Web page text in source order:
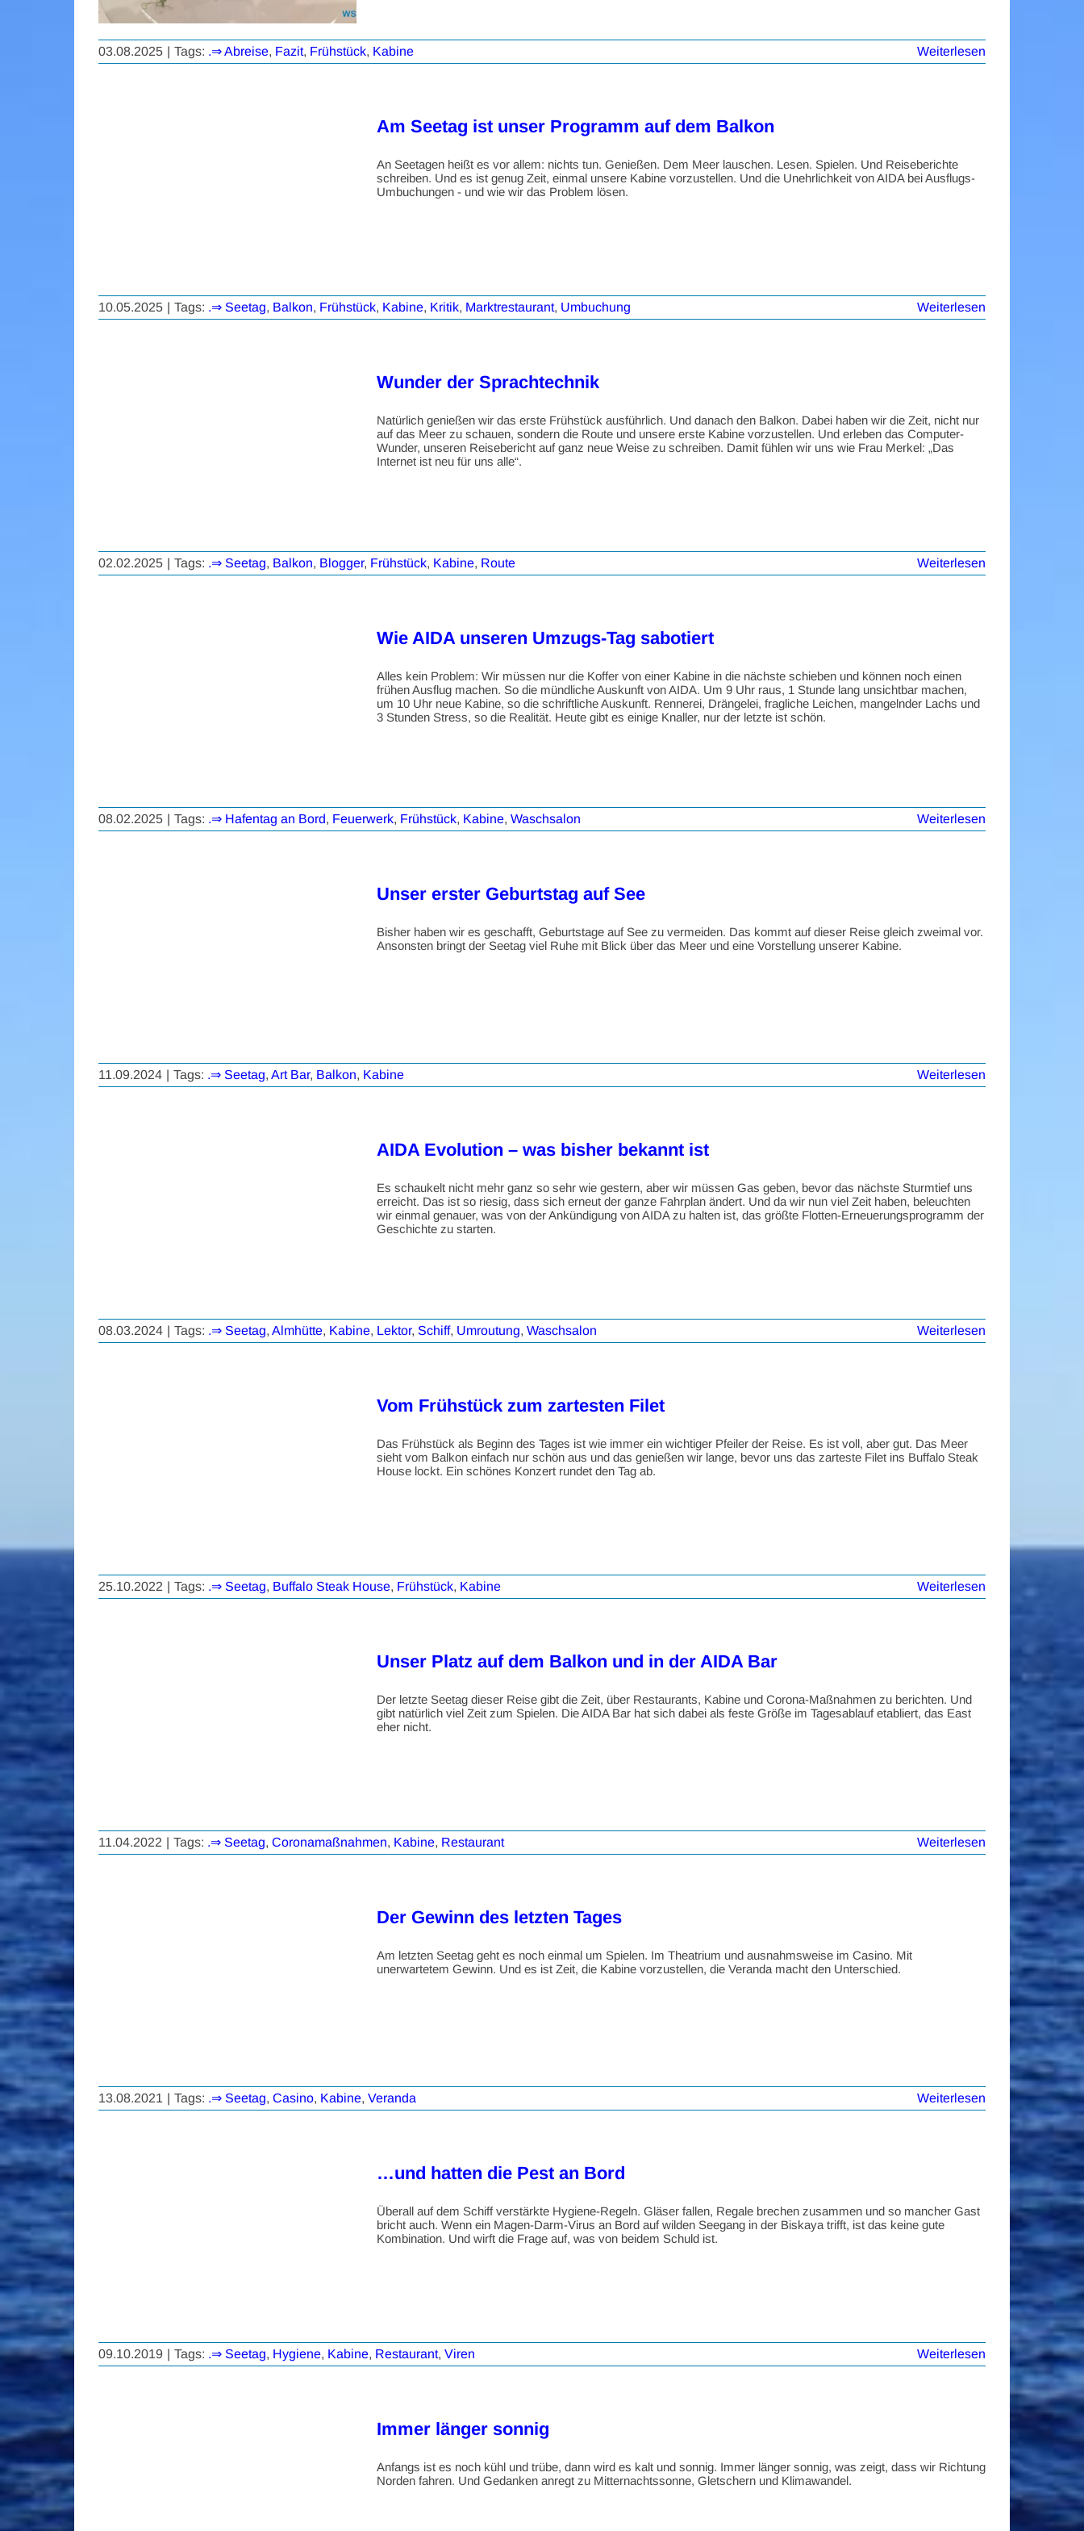
03.08.2025 | Tags: .⇒ Abreise, Fazit, Frühstück, Kabine Weiterlesen
Am Seetag ist unser Programm auf dem Balkon
An Seetagen heißt es vor allem: nichts tun. Genießen. Dem Meer lauschen. Lesen. Spielen. Und Reiseberichte
schreiben. Und es ist genug Zeit, einmal unsere Kabine vorzustellen. Und die Unehrlichkeit von AIDA bei Ausflugs-
Umbuchungen - und wie wir das Problem lösen.
10.05.2025 | Tags: .⇒ Seetag, Balkon, Frühstück, Kabine, Kritik, Marktrestaurant, Umbuchung Weiterlesen
Wunder der Sprachtechnik
Natürlich genießen wir das erste Frühstück ausführlich. Und danach den Balkon. Dabei haben wir die Zeit, nicht nur
auf das Meer zu schauen, sondern die Route und unsere erste Kabine vorzustellen. Und erleben das Computer-
Wunder, unseren Reisebericht auf ganz neue Weise zu schreiben. Damit fühlen wir uns wie Frau Merkel: „Das
Internet ist neu für uns alle“.
02.02.2025 | Tags: .⇒ Seetag, Balkon, Blogger, Frühstück, Kabine, Route Weiterlesen
Wie AIDA unseren Umzugs-Tag sabotiert
Alles kein Problem: Wir müssen nur die Koffer von einer Kabine in die nächste schieben und können noch einen
frühen Ausflug machen. So die mündliche Auskunft von AIDA. Um 9 Uhr raus, 1 Stunde lang unsichtbar machen,
um 10 Uhr neue Kabine, so die schriftliche Auskunft. Rennerei, Drängelei, fragliche Leichen, mangelnder Lachs und
3 Stunden Stress, so die Realität. Heute gibt es einige Knaller, nur der letzte ist schön.
08.02.2025 | Tags: .⇒ Hafentag an Bord, Feuerwerk, Frühstück, Kabine, Waschsalon Weiterlesen
Unser erster Geburtstag auf See
Bisher haben wir es geschafft, Geburtstage auf See zu vermeiden. Das kommt auf dieser Reise gleich zweimal vor.
Ansonsten bringt der Seetag viel Ruhe mit Blick über das Meer und eine Vorstellung unserer Kabine.
11.09.2024 | Tags: .⇒ Seetag, Art Bar, Balkon, Kabine Weiterlesen
AIDA Evolution – was bisher bekannt ist
Es schaukelt nicht mehr ganz so sehr wie gestern, aber wir müssen Gas geben, bevor das nächste Sturmtief uns
erreicht. Das ist so riesig, dass sich erneut der ganze Fahrplan ändert. Und da wir nun viel Zeit haben, beleuchten
wir einmal genauer, was von der Ankündigung von AIDA zu halten ist, das größte Flotten-Erneuerungsprogramm der
Geschichte zu starten.
08.03.2024 | Tags: .⇒ Seetag, Almhütte, Kabine, Lektor, Schiff, Umroutung, Waschsalon Weiterlesen
Vom Frühstück zum zartesten Filet
Das Frühstück als Beginn des Tages ist wie immer ein wichtiger Pfeiler der Reise. Es ist voll, aber gut. Das Meer
sieht vom Balkon einfach nur schön aus und das genießen wir lange, bevor uns das zarteste Filet ins Buffalo Steak
House lockt. Ein schönes Konzert rundet den Tag ab.
25.10.2022 | Tags: .⇒ Seetag, Buffalo Steak House, Frühstück, Kabine Weiterlesen
Unser Platz auf dem Balkon und in der AIDA Bar
Der letzte Seetag dieser Reise gibt die Zeit, über Restaurants, Kabine und Corona-Maßnahmen zu berichten. Und
gibt natürlich viel Zeit zum Spielen. Die AIDA Bar hat sich dabei als feste Größe im Tagesablauf etabliert, das East
eher nicht.
11.04.2022 | Tags: .⇒ Seetag, Coronamaßnahmen, Kabine, Restaurant Weiterlesen
Der Gewinn des letzten Tages
Am letzten Seetag geht es noch einmal um Spielen. Im Theatrium und ausnahmsweise im Casino. Mit
unerwartetem Gewinn. Und es ist Zeit, die Kabine vorzustellen, die Veranda macht den Unterschied.
13.08.2021 | Tags: .⇒ Seetag, Casino, Kabine, Veranda Weiterlesen
…und hatten die Pest an Bord
Überall auf dem Schiff verstärkte Hygiene-Regeln. Gläser fallen, Regale brechen zusammen und so mancher Gast
bricht auch. Wenn ein Magen-Darm-Virus an Bord auf wilden Seegang in der Biskaya trifft, ist das keine gute
Kombination. Und wirft die Frage auf, was von beidem Schuld ist.
09.10.2019 | Tags: .⇒ Seetag, Hygiene, Kabine, Restaurant, Viren Weiterlesen
Immer länger sonnig
Anfangs ist es noch kühl und trübe, dann wird es kalt und sonnig. Immer länger sonnig, was zeigt, dass wir Richtung
Norden fahren. Und Gedanken anregt zu Mitternachtssonne, Gletschern und Klimawandel.